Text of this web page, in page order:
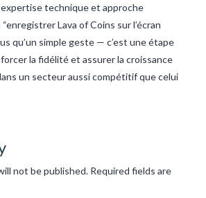
technique et approche
Lava of Coins sur l’écran
qu’un simple geste — c’est une étape
la fidélité et assurer la croissance
un secteur aussi compétitif que celui
not be published. Required fields are